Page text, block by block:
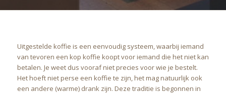
Uitgestelde koffie is een eenvoudig systeem, waarbij iemand
van tevoren een kop koffie koopt voor iemand die het niet kan
betalen. Je weet dus vooraf niet precies voor wie je bestelt.
Het hoeft niet perse een koffie te zijn, het mag natuurlijk ook
een andere (warme) drank zijn. Deze traditie is begonnen in